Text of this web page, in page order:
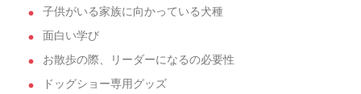
子供がいる家族に向かっている犬種
面白い学び
お散歩の際、リーダーになるの必要性
ドッグショー専用グッズ